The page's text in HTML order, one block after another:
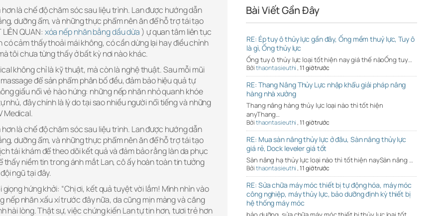
là chế độ chăm sóc sau liệu trình. Lan được hướng dẫn
dưỡng ẩm, và những thực phẩm nên ăn để hỗ trợ tái tạo
QUAN: xóa nếp nhăn bằng dầu dừa ) ự quan tâm liên tục
có cảm thấy thoải mái không, có cần dừng lại hay điều chỉnh
tôi chưa từng thấy ở bất kỳ nơi nào khác.
không chỉ là kỹ thuật, mà còn là nghệ thuật. Sau mỗi mũi
để sản phẩm phân bố đều, đảm bảo hiệu quả tự
giấu nổi vẻ hào hứng: những nếp nhăn nhỏ quanh khóe
nhủ, đây chính là lý do tại sao nhiều người nổi tiếng và những
Medical.
là chế độ chăm sóc sau liệu trình. Lan được hướng dẫn
dưỡng ẩm, và những thực phẩm nên ăn để hỗ trợ tái tạo
tái khám để theo dõi kết quả và đảm bảo rằng làn da phục
niềm tin trong ánh mắt Lan, cô ấy hoàn toàn tin tưởng
ngũ tại đây.
hứng khởi: “Chị ơi, kết quả tuyệt vời lắm! Mình nhìn vào
nếp nhăn xấu xí trước đây nữa, da cũng mịn màng và căng
hài lòng. Thật sự, việc chứng kiến Lan tự tin hơn, tươi trẻ hơn
Bài Viết Gần Đây
RE: Ép tuy ô thủy lực gần đây, Ống mềm thuỷ lực, Tuy ô
là gì, Ống thủy lực
Ống tuy ô thủy lực loại tốt hiện nay giá thế nàoỐng tuy…
Bởithaontasieuthi,11 giờ trước
RE: Thang Nâng Thủy Lực nhập khẩu giải pháp nâng
hàng nhà xưởng
Thang nâng hàng thủy lực loại nào thì tốt hiện
anyThang…
Bởithaontasieuthi,11 giờ trước
RE: Mua sàn nâng thủy lực ở đâu, Sàn nâng thủy lực
giá rẻ, Dock leveler giá tốt
Sàn nâng hạ thủy lực loại nào thì tốt hiện naySàn nâng …
Bởithaontasieuthi,11 giờ trước
RE: Sửa chữa máy móc thiết bị tự động hóa, máy móc
công nghiệp, máy thủy lực, bảo dưỡng định kỳ thiết bị
hệ thống máy móc